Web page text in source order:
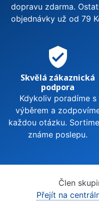
dopravu zdarma.
objednávky už od 79
verified_user
Skvělá zákaznická
podpora
Kdykoliv poradíme s
výběrem a
každou otázku.
známe poslepu.
Člen
Přejít na